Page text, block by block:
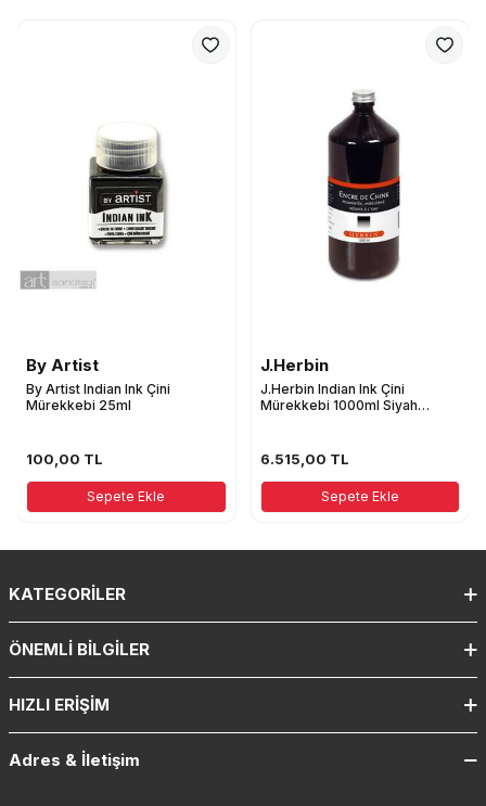
By Artist
By Artist Indian Ink Çini
Mürekkebi 25ml
100,00 TL
Sepete Ekle
J.Herbin
J.Herbin Indian Ink Çini
Mürekkebi 1000ml Siyah
6.515,00 TL
Sepete Ekle
KATEGORILER
ÖNEMLI BILGILER
HIZLI ERIŞIM
Adres & İletişim